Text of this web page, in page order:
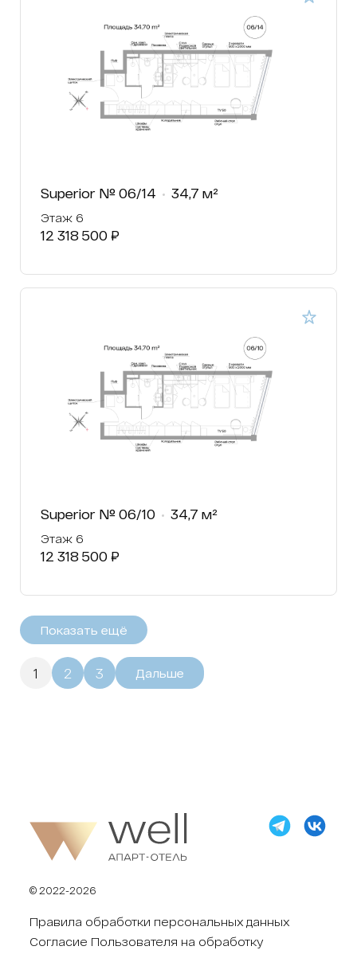
Superior № 06/14 34,7 м²
Этаж 6
12 318 500 ₽
Superior № 06/10 34,7 м²
Этаж 6
12 318 500 ₽
Показать ещё
1 2 3 Дальше
© 2022-2026
Правила обработки персональных данных
Согласие Пользователя на обработку